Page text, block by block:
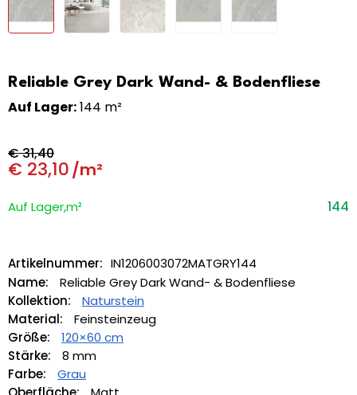
Reliable Grey Dark Wand- & Bodenfliese
Auf Lager:144 m²
€31,40
€ 23,10/m²
Auf Lager,m² 144
Artikelnummer: IN1206003072MATGRY144
Name:
Reliable Grey Dark Wand- & Bodenfliese
Kollektion:
Naturstein
Material:
Feinsteinzeug
Größe:
120×60 cm
Stärke:
8 mm
Farbe:
Grau